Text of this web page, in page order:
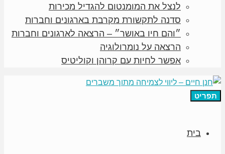
לנצל את המומנטום להגדיל מכירות
סדנה לתקשורת מקרבת בארגונים וחברות
״והם חיו באושר״ – הרצאה לארגונים וחברות
הרצאה על נומרולוגיה
אפשר לחיות עם קרוהן וקוליטיס
תפריט
בית